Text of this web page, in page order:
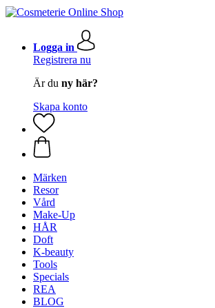
Logga in
Registrera nu
Är du ny här?
Skapa konto
Märken
Resor
Vård
Make-Up
HÅR
Doft
K-beauty
Tools
Specials
REA
BLOG